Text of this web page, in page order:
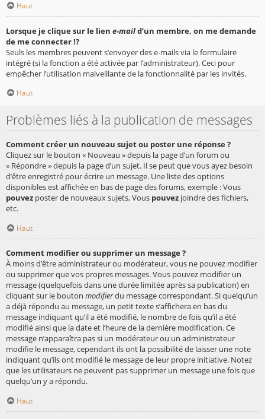
Haut
Lorsque je clique sur le lien e-maild’un membre, on me demande
de me connecter !?
Seuls les membres peuvent s’envoyer des e-mails via le formulaire
intégré (si la fonction a été activée par l’administrateur). Ceci pour
empêcher l’utilisation malveillante de la fonctionnalité par les invités.
Haut
Problèmes liés à la publication de messages
Comment créer un nouveau sujet ou poster une réponse ?
Cliquez sur le bouton « Nouveau » depuis la page d’un forum ou
« Répondre » depuis la page d’un sujet. Il se peut que vous ayez besoin
d’être enregistré pour écrire un message. Une liste des options
disponibles est affichée en bas de page des forums, exemple : Vous
pouvez poster de nouveaux sujets, Vous pouvez joindre des fichiers,
etc.
Haut
Comment modifier ou supprimer un message ?
À moins d’être administrateur ou modérateur, vous ne pouvez modifier
ou supprimer que vos propres messages. Vous pouvez modifier un
message (quelquefois dans une durée limitée après sa publication) en
cliquant sur le bouton modifierdu message correspondant. Si quelqu’un
a déjà répondu au message, un petit texte s’affichera en bas du
message indiquant qu’il a été modifié, le nombre de fois qu’il a été
modifié ainsi que la date et l’heure de la dernière modification. Ce
message n’apparaîtra pas si un modérateur ou un administrateur
modifie le message, cependant ils ont la possibilité de laisser une note
indiquant qu’ils ont modifié le message de leur propre initiative. Notez
que les utilisateurs ne peuvent pas supprimer un message une fois que
quelqu’un y a répondu.
Haut